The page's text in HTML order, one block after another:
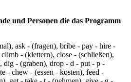
und Personen die das Programm
ask - (fragen), bribe - pay - hire -
- (klettern), close - (schließen),
dig - (graben), drop - d - put - p -
- chew - (essen - kosten), feed -